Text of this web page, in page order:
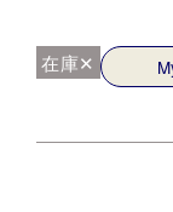
在庫✕